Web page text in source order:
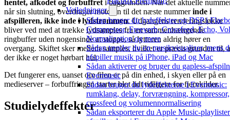
Vejledninger
Sådan bruger du lydeffekter og DSP i
Compressor, Freeverb, Crossfeed, Echo,
Normalization og mere
Sådan tænder du en musikvisualizer, mens
afspiller musik på iPhone, iPad og Mac
Sådan aktiverer og bruger du gapless-
Evermusic
Sådan bruger du lydeffekterne i Evermusic:
rumklang, delay, forvrængning, kompressor,
crossfeed og volumennormalisering
Sådan eksporterer du Apple Music-
hentet, afkodet og forbuffreti baggrunden. Når det aktuelle
når sin slutning, overdrager motoren til det næste nummerinde i
afspilleren, ikke inde i lydstrømmen. Udgangens renderingsløkke
bliver ved med at trække lydsamples fra en sammenhængende
ringbuffer uden nogensinde at stoppe, så lytteren aldrig hører en
overgang. Skiftet sker mellem samples, hvilket er præcis grunden til,
der ikke er noget hørbart hul.
Det fungerer ens, uanset om filen er på din enhed, i skyen eller på en
medieserver – forbuffringen starter blot lidt tidligere for fjernkilder.
Studielydeffekter